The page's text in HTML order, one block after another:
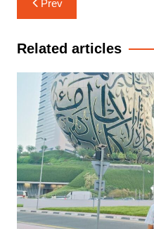
navigation
Prev
Related articles